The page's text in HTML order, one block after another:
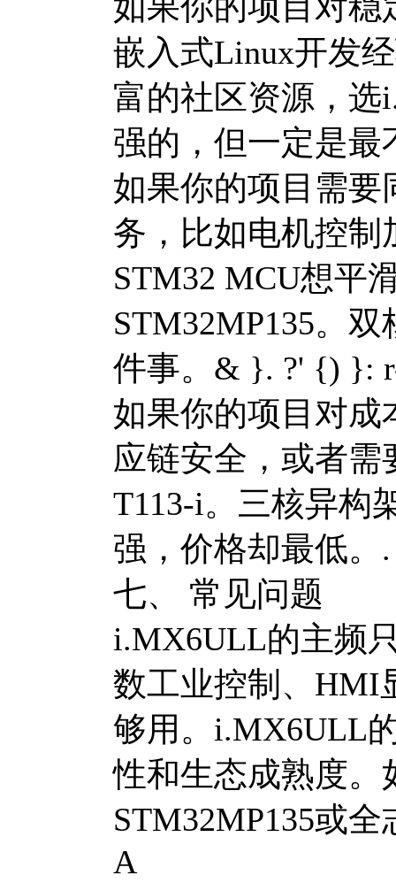
嵌入式Linux开发
富的社区资源，
强的，但一定是最
如果你的项目需要
务，比如电机控
STM32 MCU想平
STM32MP135。
件事。 & }. ?' {) }:
如果你的项目对成
应链安全，或者
T113-i。三核异构
强，价格却最低。
七、 常见问题
i.MX6ULL的主频
数工业控制、HMI
够用。i.MX6ULL
性和生态成熟度。
STM32MP135或全
A